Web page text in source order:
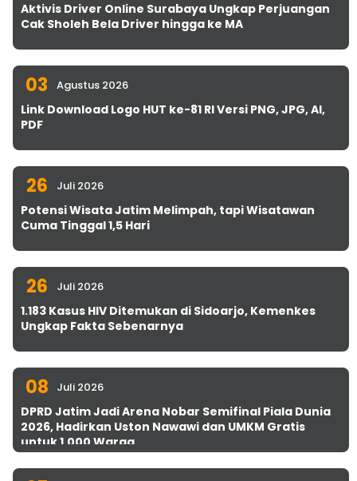
Aktivis Driver Online Surabaya Ungkap Perjuangan
Cak Sholeh Bela Driver hingga ke MA
03 Agustus 2026
Link Download Logo HUT ke-81 RI Versi PNG, JPG, AI,
PDF
26 Juli 2026
Potensi Wisata Jatim Melimpah, tapi Wisatawan
Cuma Tinggal 1,5 Hari
26 Juli 2026
1.183 Kasus HIV Ditemukan di Sidoarjo, Kemenkes
Ungkap Fakta Sebenarnya
08 Juli 2026
DPRD Jatim Jadi Arena Nobar Semifinal Piala Dunia
2026, Hadirkan Uston Nawawi dan UMKM Gratis
untuk 1.000 Warga